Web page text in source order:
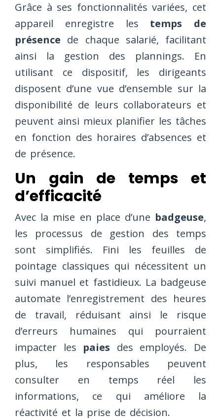
Grâce à ses fonctionnalités variées, cet
appareil enregistre les temps de
présence de chaque salarié, facilitant
ainsi la gestion des plannings. En
utilisant ce dispositif, les dirigeants
disposent d’une vue d’ensemble sur la
disponibilité de leurs collaborateurs et
peuvent ainsi mieux planifier les tâches
en fonction des horaires d’absences et
de présence.
Un gain de temps et
d’efficacité
Avec la mise en place d’une badgeuse,
les processus de gestion des temps
sont simplifiés. Fini les feuilles de
pointage classiques qui nécessitent un
suivi manuel et fastidieux. La badgeuse
automate l’enregistrement des heures
de travail, réduisant ainsi le risque
d’erreurs humaines qui pourraient
impacter les paies des employés. De
plus, les responsables peuvent
consulter en temps réel les
informations, ce qui améliore la
réactivité et la prise de décision.